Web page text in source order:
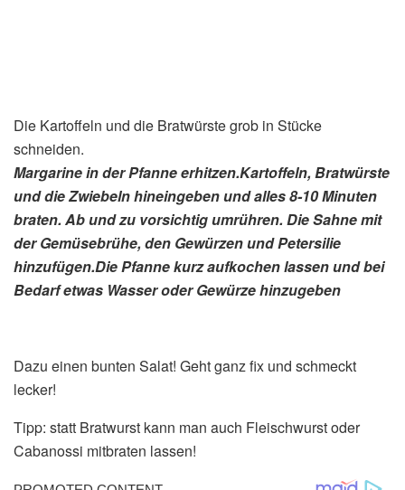
Die Kartoffeln und die Bratwürste grob in Stücke
schneiden.
Margarine in der Pfanne erhitzen.Kartoffeln, Bratwürste
und die Zwiebeln hineingeben und alles 8-10 Minuten
braten. Ab und zu vorsichtig umrühren. Die Sahne mit
der Gemüsebrühe, den Gewürzen und Petersilie
hinzufügen.Die Pfanne kurz aufkochen lassen und bei
Bedarf etwas Wasser oder Gewürze hinzugeben
Dazu einen bunten Salat! Geht ganz fix und schmeckt
lecker!
Tipp: statt Bratwurst kann man auch Fleischwurst oder
Cabanossi mitbraten lassen!